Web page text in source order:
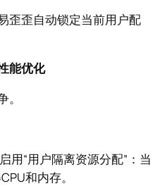
歪歪自动锁定当前用户配
能优化
用“用户隔离资源分配”：当
和内存。